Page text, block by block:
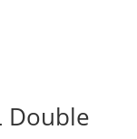
Double